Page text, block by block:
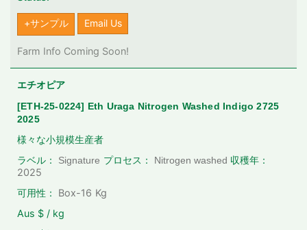
+サンプル Email Us
Farm Info Coming Soon!
エチオピア
[ETH-25-0224] Eth Uraga Nitrogen Washed Indigo 2725
2025
様々な小規模生産者
ラベル：
Signature プロセス： Nitrogen washed 収穫年：
2025
可用性：
Box-16 Kg
Aus $ / kg